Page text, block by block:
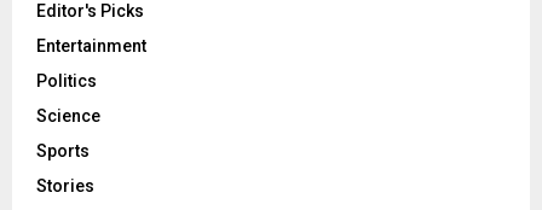
Editor's Picks
Entertainment
Politics
Science
Sports
Stories